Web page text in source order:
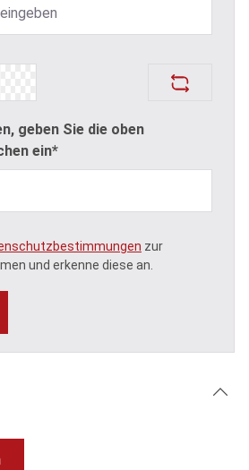
geben Sie die oben
ein*
zur
und erkenne diese an.